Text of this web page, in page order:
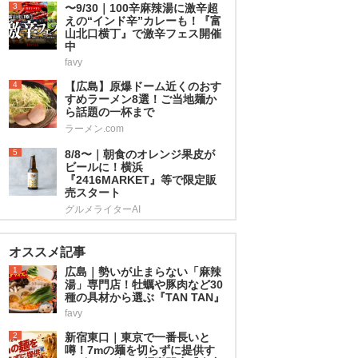
3
〜9/30｜100辛麻辣湯に激辛超
えの“インド辛”カレーも！『富
山北口横丁』で激辛フェス開催
中
favy
4
【広島】原爆ドーム近くのおす
すめラーメン8選！ご当地麺か
ら話題の一杯まで
ラーメン.com
5
8/8〜｜朝食のオレンジ果皮が
ビールに！横浜
『2416MARKET』等で限定販
売スタート
グルメライターAI
オススメ記事
1
広島｜勢いが止まらない「麻辣
湯」専門店！牡蠣や豚肉など30
種の具材から選ぶ『TAN TAN』
favy
2
新宿東口｜東京で一番長いと
噂！7mの麺を切らずに提供す